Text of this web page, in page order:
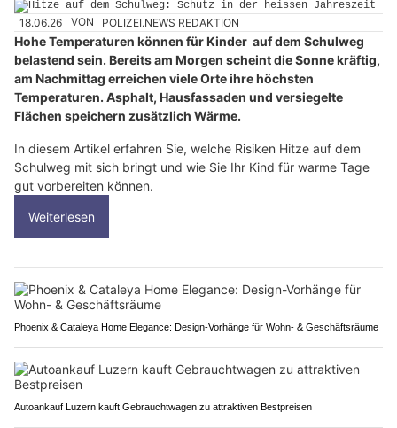
18.06.26 VON POLIZEI.NEWS REDAKTION
Hohe Temperaturen können für Kinder auf dem Schulweg
belastend sein. Bereits am Morgen scheint die Sonne kräftig,
am Nachmittag erreichen viele Orte ihre höchsten
Temperaturen. Asphalt, Hausfassaden und versiegelte
Flächen speichern zusätzlich Wärme.
In diesem Artikel erfahren Sie, welche Risiken Hitze auf dem
Schulweg mit sich bringt und wie Sie Ihr Kind für warme Tage
gut vorbereiten können.
Weiterlesen
Phoenix & Cataleya Home Elegance: Design-Vorhänge für Wohn- & Geschäftsräume
Autoankauf Luzern kauft Gebrauchtwagen zu attraktiven Bestpreisen